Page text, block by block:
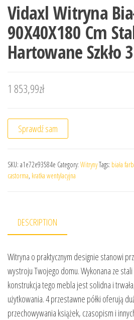
Vidaxl Witryna
90X40X180 Cm
Hartowane Szkło
1 853,99zł
Sprawdź sam
SKU: a1e72e93584e Category: WitrynyTags: biała
castorma, kratka wentylacyjna
DESCRIPTION
Witryna o praktycznym designie stanowi
wystroju Twojego domu. Wykonana ze stali
konstrukcja tego mebla jest solidna i
użytkowania. 4 przestawne półki oferują
przechowywania książek, czasopism i